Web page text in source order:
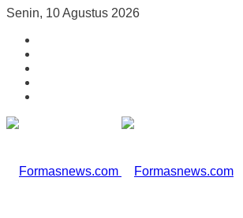
Senin, 10 Agustus 2026